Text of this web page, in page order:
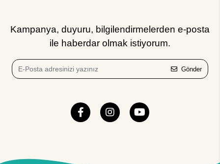
Kampanya, duyuru, bilgilendirmelerden e-posta
ile haberdar olmak istiyorum.
Gönder